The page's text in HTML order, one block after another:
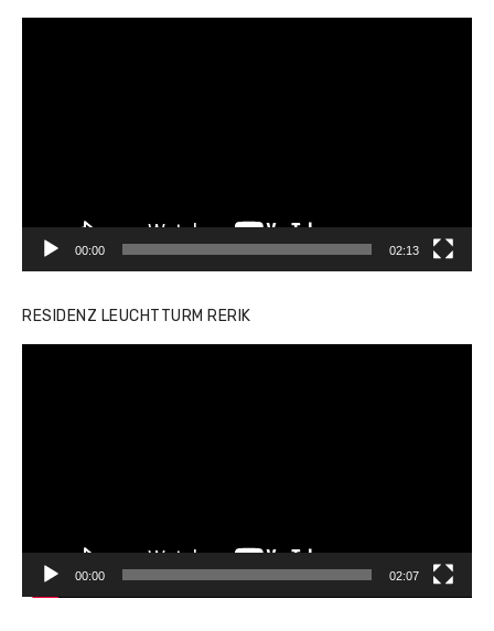
00:00 02:13
RESIDENZ LEUCHTTURM RERIK
00:00 02:07